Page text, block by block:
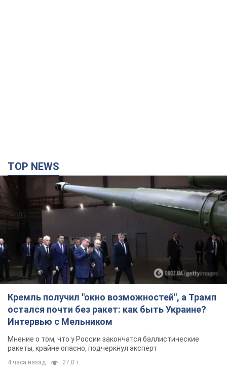
TOP NEWS
Кремль получил "окно возможностей", а Трамп
остался почти без ракет: как быть Украине?
Интервью с Мельником
Мнение о том, что у России закончатся баллистические
ракеты, крайне опасно, подчеркнул эксперт
4 часа назад 27,0 т.